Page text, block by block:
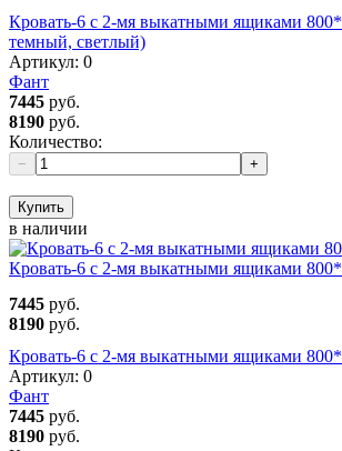
Кровать-6 с 2-мя выкатными ящиками
темный, светлый)
Артикул: 0
Фант
7445 руб.
8190 руб.
Количество:
− +
Купить
в наличии
Кровать-6 с 2-мя выкатными ящиками
7445 руб.
8190 руб.
Кровать-6 с 2-мя выкатными ящиками
Артикул: 0
Фант
7445 руб.
8190 руб.